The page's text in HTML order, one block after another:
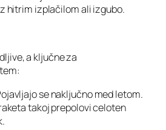
hitrim izplačilom ali izgubo.
a ključne za
se naključno med letom.
takoj prepolovi celoten